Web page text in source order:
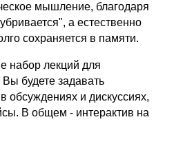
мышление, благодаря
а естественно
сохраняется в памяти.
набор лекций для
Вы будете задавать
обсуждениях и дискуссиях,
В общем - интерактив на